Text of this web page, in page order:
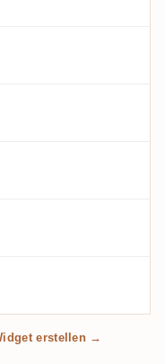
erstellen →